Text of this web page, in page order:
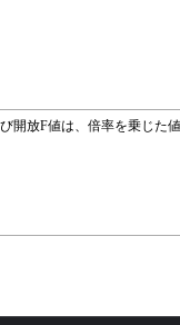
開放F値は、倍率を乗じた